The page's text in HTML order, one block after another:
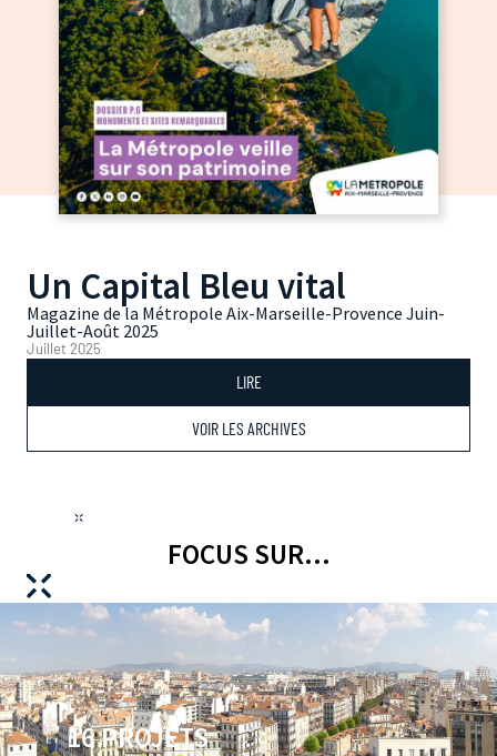
Un Capital Bleu vital
Magazine de la Métropole Aix-Marseille-Provence Juin-
Juillet-Août 2025
Juillet 2025
LIRE
VOIR LES ARCHIVES
FOCUS SUR...
16 PROJETS